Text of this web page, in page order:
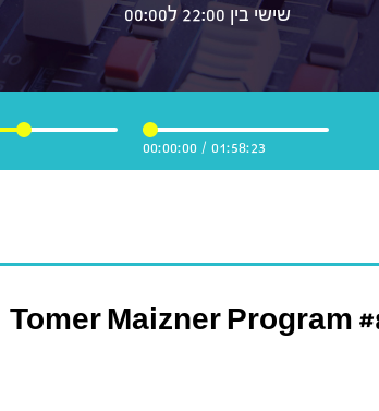
שישי בין 22:00 ל00:00
01:58:23
/
00:00:00
Tomer Maizner Program